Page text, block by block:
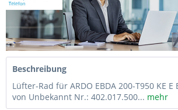
Beschreibung
Lüfter-Rad für ARDO EBDA 200-T950 KE E
von Unbekannt Nr.: 402.017.500... mehr